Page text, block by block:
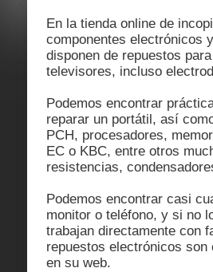
En la tienda online de
componentes electrónicos
disponen de repuestos
televisores, incluso
Podemos encontrar
reparar un portátil, así
PCH, procesadores,
EC o KBC, entre otros
resistencias,
Podemos encontrar casi
monitor o teléfono, y si no
trabajan directamente con
repuestos electrónicos
en su web.